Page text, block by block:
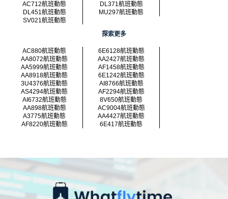
AC712航班動態
DL371航班動態
DL451航班動態
MU297航班動態
SV021航班動態
探索更多
AC880航班動態
6E6128航班動態
AA8072航班動態
AA2427航班動態
AA5999航班動態
AF1458航班動態
AA8918航班動態
6E1242航班動態
3U4376航班動態
AI8766航班動態
AS4294航班動態
AF2294航班動態
AI6732航班動態
8V650航班動態
AA898航班動態
AC9004航班動態
A3775航班動態
AA4427航班動態
AF8220航班動態
6E417航班動態